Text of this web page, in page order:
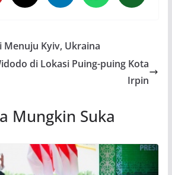
Menuju Kyiv, Ukraina
di Lokasi Puing-puing Kota
Irpin
Mungkin Suka